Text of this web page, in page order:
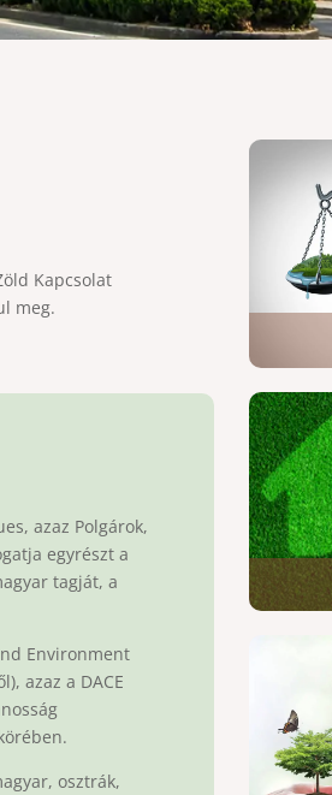
Kapcsolat
meg.
azaz Polgárok,
egyrészt a
tagját, a
Environment
azaz a DACE
osztrák,